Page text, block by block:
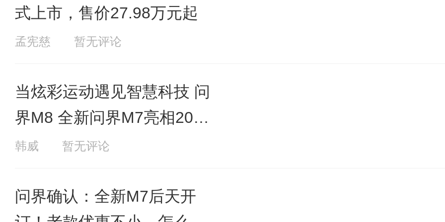
式上市，售价27.98万元起
孟宪慈 暂无评论
当炫彩运动遇见智慧科技 问
界M8 全新问界M7亮相2025
彩色跑北京站
韩威 暂无评论
问界确认：全新M7后天开